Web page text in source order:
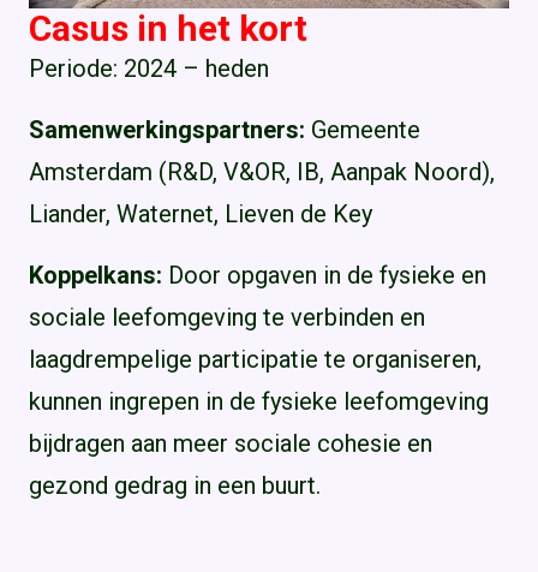
Casus in het kort
Periode: 2024 – heden
Samenwerkingspartners: Gemeente
Amsterdam (R&D, V&OR, IB, Aanpak Noord),
Liander, Waternet, Lieven de Key
Koppelkans: Door opgaven in de fysieke en
sociale leefomgeving te verbinden en
laagdrempelige participatie te organiseren,
kunnen ingrepen in de fysieke leefomgeving
bijdragen aan meer sociale cohesie en
gezond gedrag in een buurt.